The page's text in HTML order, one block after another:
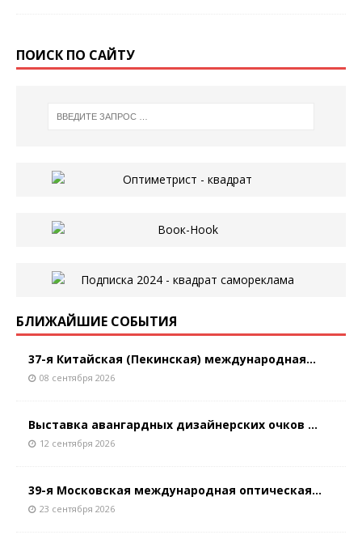
ПОИСК ПО САЙТУ
БЛИЖАЙШИЕ СОБЫТИЯ
37-я Китайская (Пекинская) международная...
08 сентября 2026
Выставка авангардных дизайнерских очков ...
12 сентября 2026
39-я Московская международная оптическая...
23 сентября 2026